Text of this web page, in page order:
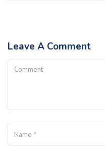
Leave A Comment
Comment
Name